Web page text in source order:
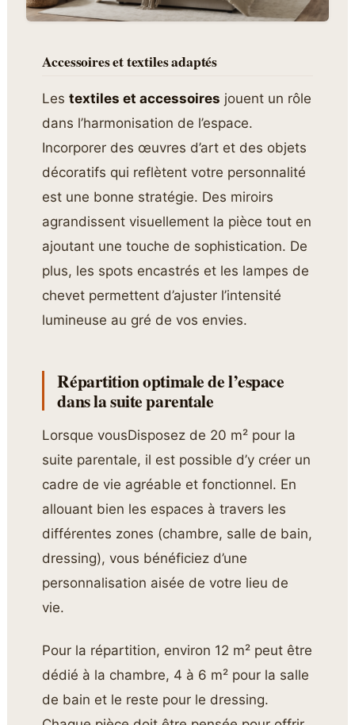
Accessoires et textiles adaptés
Lestextiles et accessoires jouent un rôle
dans l’harmonisation de l’espace.
Incorporer des œuvres d’art et des objets
décoratifs qui reflètent votre personnalité
est une bonne stratégie. Des miroirs
agrandissent visuellement la pièce tout en
ajoutant une touche de sophistication. De
plus, les spots encastrés et les lampes de
chevet permettent d’ajuster l’intensité
lumineuse au gré de vos envies.
Répartition optimale de l’espace
dans la suite parentale
Lorsque vousDisposez de 20 m² pour la
suite parentale, il est possible d’y créer un
cadre de vie agréable et fonctionnel. En
allouant bien les espaces à travers les
différentes zones (chambre, salle de bain,
dressing), vous bénéficiez d’une
personnalisation aisée de votre lieu de
vie.
Pour la répartition, environ 12 m² peut être
dédié à la chambre, 4 à 6 m² pour la salle
de bain et le reste pour le dressing.